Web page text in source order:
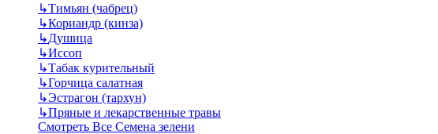
↳Тимьян (чабрец)
↳Кориандр (кинза)
↳Душица
↳Иссоп
↳Табак курительный
↳Горчица салатная
↳Эстрагон (тархун)
↳Пряные и лекарственные травы
Смотреть Все Семена зелени